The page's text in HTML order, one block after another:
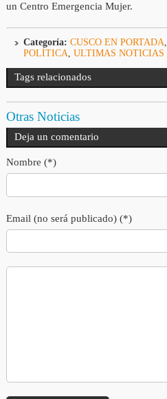
un Centro Emergencia Mujer.
Categoría: CUSCO EN PORTADA,
POLÍTICA, ULTIMAS NOTICIAS
Tags relacionados
Otras Noticias
Deja un comentario
Nombre (*)
Email (no será publicado) (*)